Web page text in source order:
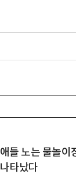
애들 노는 물놀이
나타났다